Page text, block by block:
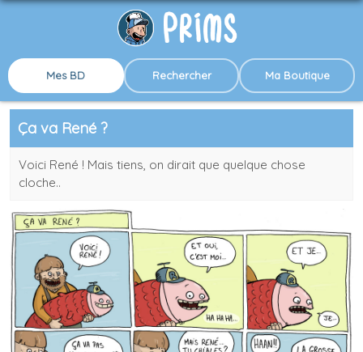
Mes BD Rechercher Ma Boutique
Ça va René ?
Voici René ! Mais tiens, on dirait que quelque chose
cloche..